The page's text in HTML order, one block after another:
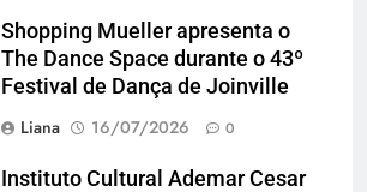
Shopping Mueller apresenta o
The Dance Space durante o 43º
Festival de Dança de Joinville
Liana
16/07/2026 0
Instituto Cultural Ademar Cesar